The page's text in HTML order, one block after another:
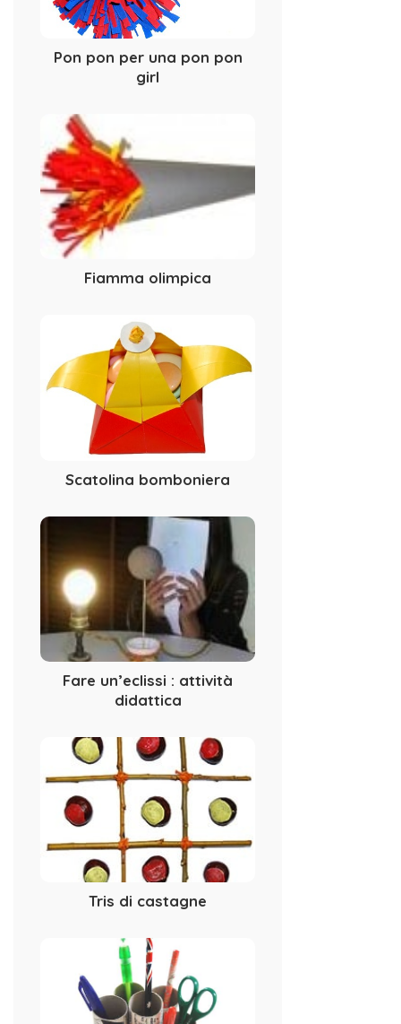
Pon pon per una pon pon
girl
Fiamma olimpica
Scatolina bomboniera
Fare un’eclissi : attività
didattica
Tris di castagne